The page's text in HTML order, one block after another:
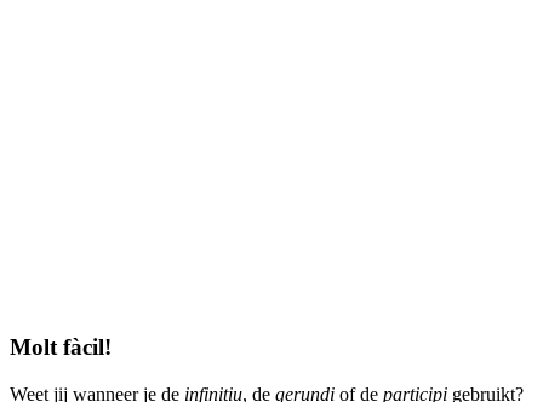
Molt fàcil!
Weet jij wanneer je de infinitiu, de gerundi of de participi gebruikt?